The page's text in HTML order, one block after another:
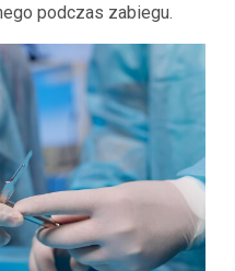
podczas zabiegu.